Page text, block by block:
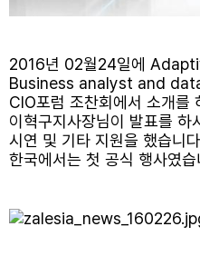
2016년 02월24일에
Business analyst and
CIO포럼 조찬회에서 소개를
이혁구지사장님이 발표를 하
시연 및 기타 지원을 했습니
한국에서는 첫 공식 행사였습